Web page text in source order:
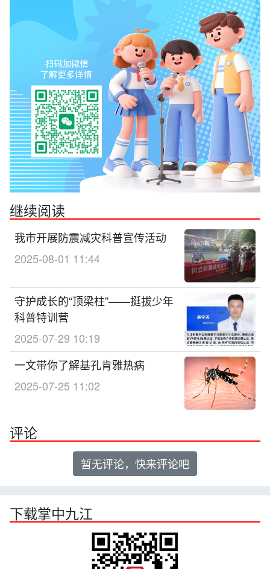
继续阅读
我市开展防震减灾科普宣传活动
2025-08-01 11:44
守护成长的“顶梁柱”——挺拔少年
科普特训营
2025-07-29 10:19
一文带你了解基孔肯雅热病
2025-07-25 11:02
评论
暂无评论，快来评论吧
下载掌中九江